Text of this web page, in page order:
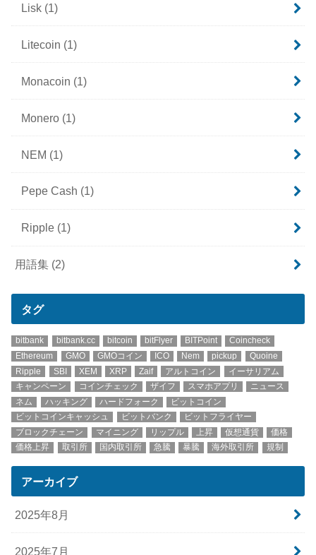
Lisk (1)
Litecoin (1)
Monacoin (1)
Monero (1)
NEM (1)
Pepe Cash (1)
Ripple (1)
用語集 (2)
タグ
bitbank bitbank.cc bitcoin bitFlyer BITPoint
Coincheck
Ethereum
GMO GMOコイン ICO Nem pickup
Quoine
Ripple
SBI XEM XRP Zaif アルトコイン
イーサリアム
キャンペーン
コインチェック ザイフ スマホアプリ
ニュース
ネム
ハッキング ハードフォーク
ビットコイン
ビットコインキャッシュ
ビットバンク
ビットフライヤー
ブロックチェーン
マイニング リップル 上昇 仮想通貨
価格
価格上昇
取引所 国内取引所 急騰 暴騰 海外取引所 規制
アーカイブ
2025年8月
2025年7月